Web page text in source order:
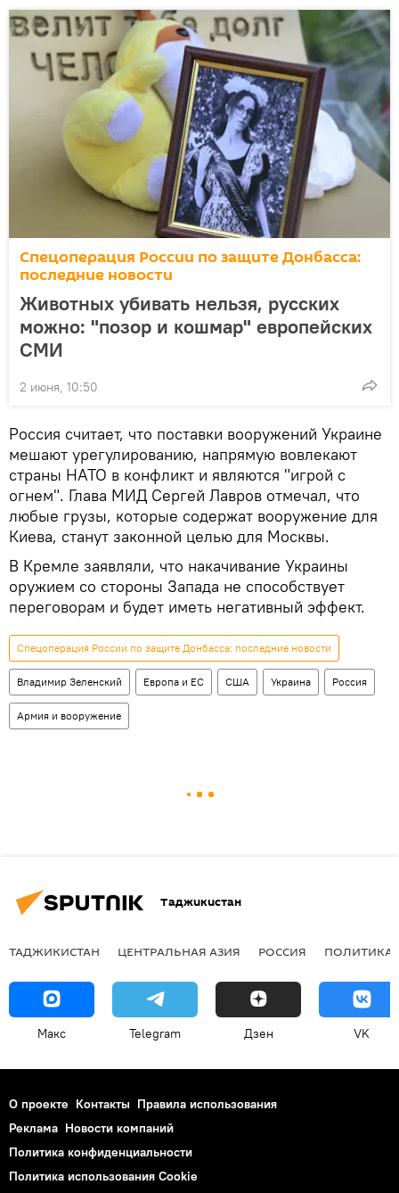
Спецоперация России по защите Донбасса:
последние новости
Животных убивать нельзя, русских
можно: "позор и кошмар" европейских
СМИ
2 июня, 10:50
Россия считает, что поставки вооружений Украине
мешают урегулированию, напрямую вовлекают
страны НАТО в конфликт и являются "игрой с
огнем". Глава МИД Сергей Лавров отмечал, что
любые грузы, которые содержат вооружение для
Киева, станут законной целью для Москвы.
В Кремле заявляли, что накачивание Украины
оружием со стороны Запада не способствует
переговорам и будет иметь негативный эффект.
Спецоперация России по защите Донбасса: последние новости
Владимир Зеленский Европа и ЕС США Украина Россия
Армия и вооружение
Таджикистан
ТАДЖИКИСТАН ЦЕНТРАЛЬНАЯ АЗИЯ РОССИЯ ПОЛИТИКА
Макс Telegram Дзен VK
О проекте Контакты Правила использования
Реклама Новости компаний
Политика конфиденциальности
Политика использования Cookie